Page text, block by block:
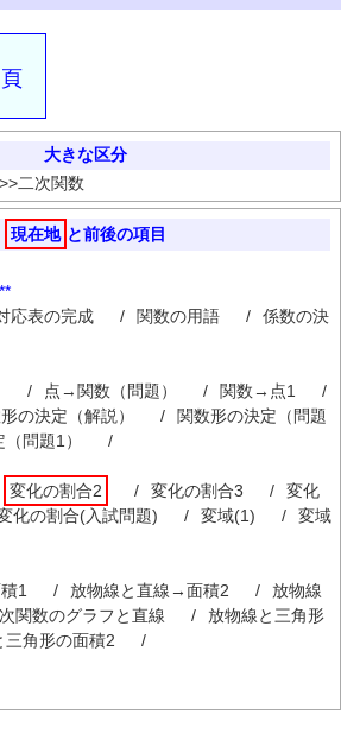
大きな区分
>>二次関数
現在地 と前後の項目
応表の完成 / 関数の用語 /
係数の決
/ 点→関数（問題） / 関数→点1
/
の決定（解説） /
関数形の決定（問題
問題1）
/
変化の割合2 / 変化の割合3 /
変化
化の割合(入試問題) / 変域(1) /
変域
1 / 放物線と直線→面積2 /
放物線
関数のグラフと直線 /
放物線と三角形
三角形の面積2
/